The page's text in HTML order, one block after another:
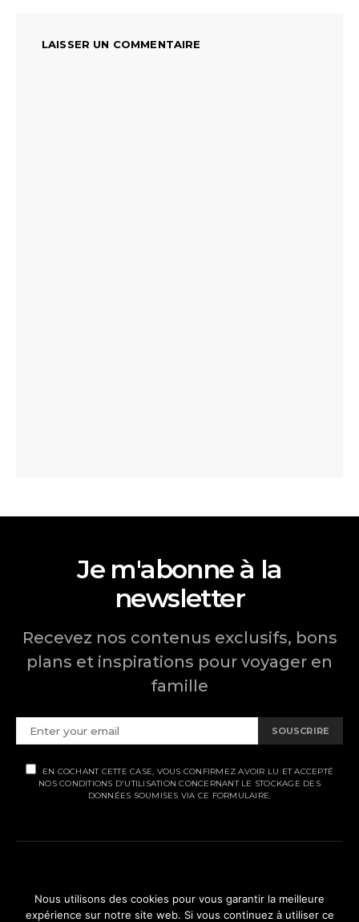
LAISSER UN COMMENTAIRE
Je m'abonne à la
newsletter
Recevez nos contenus exclusifs, bons
plans et inspirations pour voyager en
famille
SOUSCRIRE
EN COCHANT CETTE CASE, VOUS CONFIRMEZ AVOIR LU ET ACCEPTÉ
NOS CONDITIONS D'UTILISATION CONCERNANT LE STOCKAGE DES
DONNÉES SOUMISES VIA CE FORMULAIRE.
MENTIONS LÉGALES
POLITIQUE DE CONFIDENTIALITÉ
Nous utilisons des cookies pour vous garantir la meilleure
expérience sur notre site web. Si vous continuez à utiliser ce